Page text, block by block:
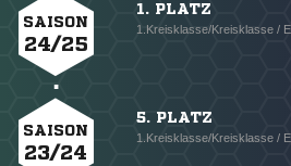
SAISON
24/25
1. PLATZ
1.Kreisklasse/Kreisklasse /
SAISON
23/24
5. PLATZ
1.Kreisklasse/Kreisklasse /